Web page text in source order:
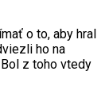
o to, aby hral
ho na
z toho vtedy